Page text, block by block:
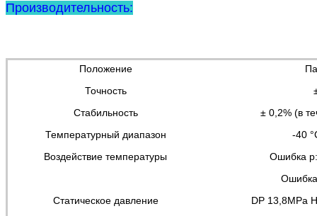
Производительность:
Положение
Точность
Стабильность
± 0,2% (в
Температурный диапазон
-40
Воздействие температуры
Ошибка
Статическое давление
DP 13,8MPa